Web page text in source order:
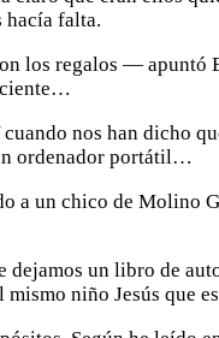
hacía falta.
los regalos —
nos han dicho
ordenador portátil…
un chico de Molino
un libro de
niño Jesús que